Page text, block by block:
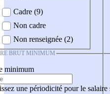
Cadre (9)
Non cadre
Non renseignée (2)
BRUT MINIMUM
minimum
une périodicité pour le salaire